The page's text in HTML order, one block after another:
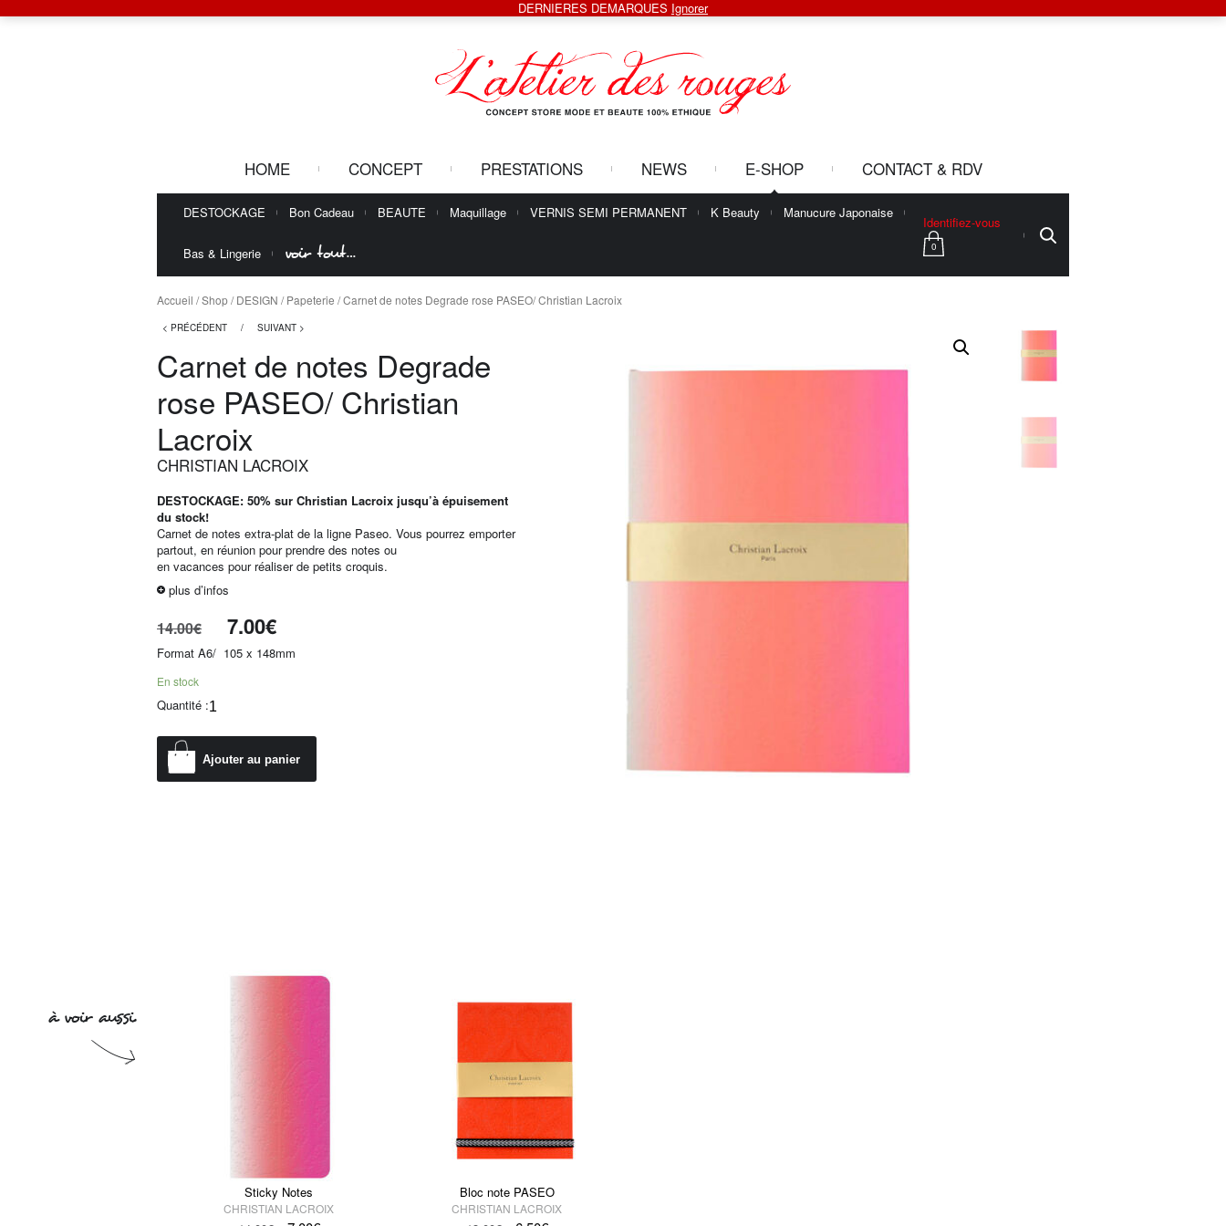
HOME CONCEPT PRESTATIONS NEWS E-SHOP CONTACT & RDV
DESTOCKAGE Bon Cadeau BEAUTE Maquillage VERNIS SEMI PERMANENT K Beauty Manucure Japonaise
Bas & Lingerie voir tout…
Identifiez-vous
0
Accueil /Shop/DESIGN /Papeterie / Carnet de notes Degrade rose PASEO/ Christian Lacroix
< PRÉCÉDENT / SUIVANT >
Carnet de notes Degrade
rose PASEO/ Christian
Lacroix
CHRISTIAN LACROIX
DESTOCKAGE: 50% sur Christian Lacroix jusqu’à épuisement
du stock!
Carnet de notes extra-plat de la ligne Paseo. Vous pourrez emporter
partout, en réunion pour prendre des notes ou
en vacances pour réaliser de petits croquis.
plus d’infos
14.00€ 7.00€
Format A6/ 105 x 148mm
En stock
Quantité :
Ajouter au panier
Sticky Notes
CHRISTIAN LACROIX
Bloc note PASEO
CHRISTIAN LACROIX
DERNIERES DEMARQUES Ignorer